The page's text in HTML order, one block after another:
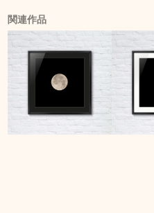
関連作品